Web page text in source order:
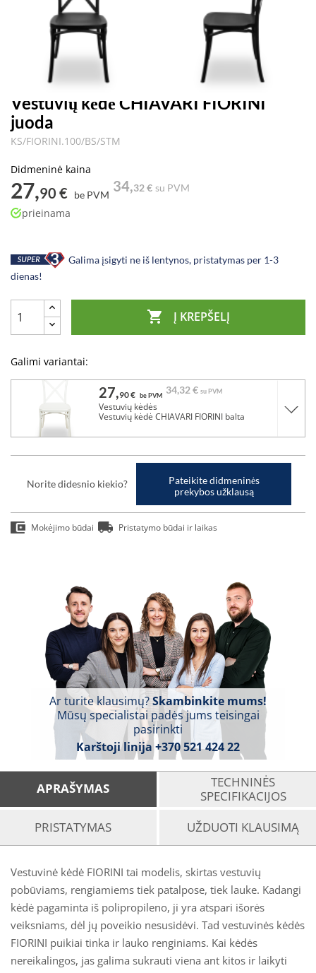
Vestuvių kėdė CHIAVARI FIORINI
juoda
KS/FIORINI.100/BS/STM
Didmeninė kaina
27,90 € be PVM
34,32 € su PVM
prieinama
Galima įsigyti ne iš lentynos, pristatymas per 1-3
dienas!
 Į KREPŠELĮ
Galimi variantai:
27,90 € be PVM 34,32 € su PVM
Vestuvių kėdės
Vestuvių kėdė CHIAVARI FIORINI balta
Norite didesnio kiekio?
Pateikite didmeninės
prekybos užklausą
Mokėjimo būdai Pristatymo būdai ir laikas
Ar turite klausimų?Skambinkite mums!
Mūsų specialistai padės jums teisingai
pasirinkti
Karštoji linija +370 521 424 22
APRAŠYMAS
TECHNINĖS
SPECIFIKACIJOS
PRISTATYMAS
UŽDUOTI KLAUSIMĄ
Vestuvinė kėdė FIORINI tai modelis, skirtas vestuvių
pobūviams, rengiamiems tiek patalpose, tiek lauke. Kadangi
kėdė pagaminta iš polipropileno, ji yra atspari išorės
veiksniams, dėl jų poveikio nesusidėvi. Tad vestuvinės kėdės
FIORINI puikiai tinka ir lauko renginiams. Kai kėdės
nereikalingos, jas galima sukrauti viena ant kitos ir laikyti